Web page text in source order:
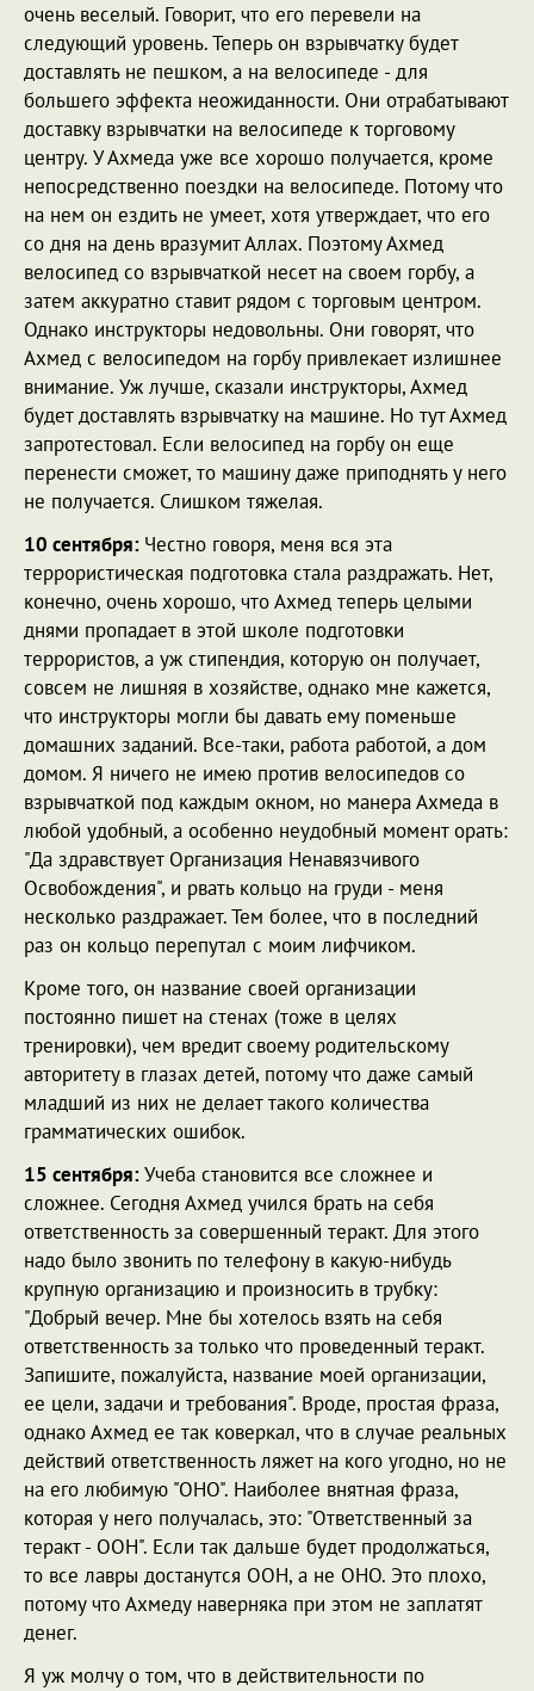
очень веселый. Говорит, что его перевели на
следующий уровень. Теперь он взрывчатку будет
доставлять не пешком, а на велосипеде - для
большего эффекта неожиданности. Они отрабатывают
доставку взрывчатки на велосипеде к торговому
центру. У Ахмеда уже все хорошо получается, кроме
непосредственно поездки на велосипеде. Потому что
на нем он ездить не умеет, хотя утверждает, что его
со дня на день вразумит Аллах. Поэтому Ахмед
велосипед со взрывчаткой несет на своем горбу, а
затем аккуратно ставит рядом с торговым центром.
Однако инструкторы недовольны. Они говорят, что
Ахмед с велосипедом на горбу привлекает излишнее
внимание. Уж лучше, сказали инструкторы, Ахмед
будет доставлять взрывчатку на машине. Но тут Ахмед
запротестовал. Если велосипед на горбу он еще
перенести сможет, то машину даже приподнять у него
не получается. Слишком тяжелая.
10 сентября: Честно говоря, меня вся эта
террористическая подготовка стала раздражать. Нет,
конечно, очень хорошо, что Ахмед теперь целыми
днями пропадает в этой школе подготовки
террористов, а уж стипендия, которую он получает,
совсем не лишняя в хозяйстве, однако мне кажется,
что инструкторы могли бы давать ему поменьше
домашних заданий. Все-таки, работа работой, а дом
домом. Я ничего не имею против велосипедов со
взрывчаткой под каждым окном, но манера Ахмеда в
любой удобный, а особенно неудобный момент орать:
"Да здравствует Организация Ненавязчивого
Освобождения", и рвать кольцо на груди - меня
несколько раздражает. Тем более, что в последний
раз он кольцо перепутал с моим лифчиком.
Кроме того, он название своей организации
постоянно пишет на стенах (тоже в целях
тренировки), чем вредит своему родительскому
авторитету в глазах детей, потому что даже самый
младший из них не делает такого количества
грамматических ошибок.
15 сентября:Учеба становится все сложнее и
сложнее. Сегодня Ахмед учился брать на себя
ответственность за совершенный теракт. Для этого
надо было звонить по телефону в какую-нибудь
крупную организацию и произносить в трубку:
"Добрый вечер. Мне бы хотелось взять на себя
ответственность за только что проведенный теракт.
Запишите, пожалуйста, название моей организации,
ее цели, задачи и требования". Вроде, простая фраза,
однако Ахмед ее так коверкал, что в случае реальных
действий ответственность ляжет на кого угодно, но не
на его любимую "ОНО". Наиболее внятная фраза,
которая у него получалась, это: "Ответственный за
теракт - ООН". Если так дальше будет продолжаться,
то все лавры достанутся ООН, а не ОНО. Это плохо,
потому что Ахмеду наверняка при этом не заплатят
денег.
Я уж молчу о том, что в действительности по